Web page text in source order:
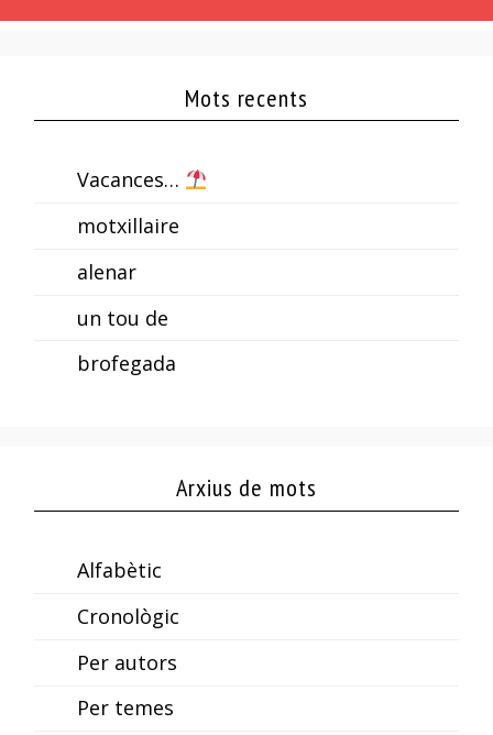
Mots recents
Vacances…
motxillaire
alenar
un tou de
brofegada
Arxius de mots
Alfabètic
Cronològic
Per autors
Per temes